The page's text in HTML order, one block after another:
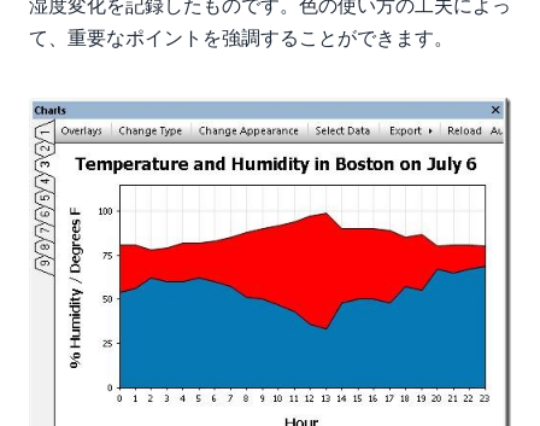
湿度変化を記録したものです。色の使い方の工夫によっ
て、重要なポイントを強調することができます。